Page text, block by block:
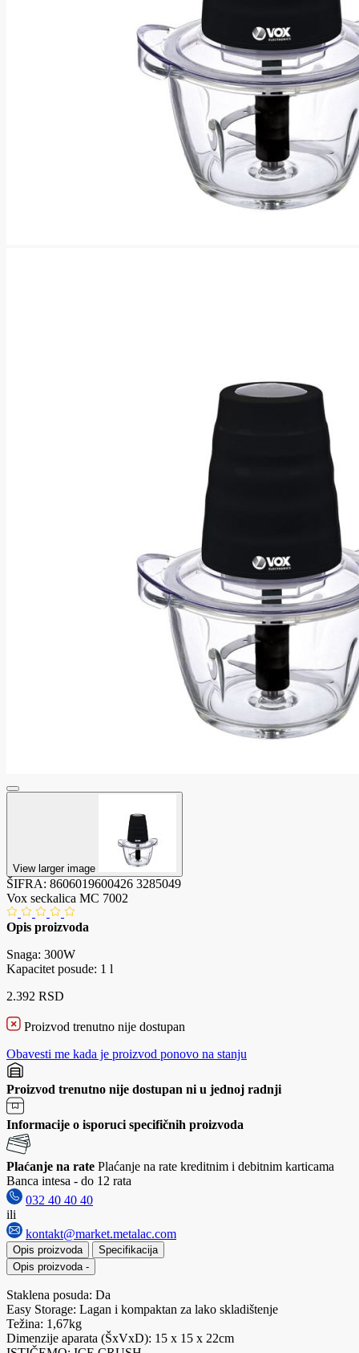
View larger image
ŠIFRA: 8606019600426 3285049
Vox seckalica MC 7002
Opis proizvoda
Snaga: 300W
Kapacitet posude: 1 l
2.392 RSD
Proizvod trenutno nije dostupan
Obavesti me kada je proizvod ponovo na stanju
Proizvod trenutno nije dostupan ni u jednoj radnji
Informacije o isporuci specifičnih proizvoda
Plaćanje na rate Plaćanje na rate kreditnim i debitnim karticama
Banca intesa - do 12 rata
032 40 40 40
ili
kontakt@market.metalac.com
Opis proizvoda
Specifikacija
Opis proizvoda -
Staklena posuda: Da
Easy Storage: Lagan i kompaktan za lako skladištenje
Težina: 1,67kg
Dimenzije aparata (ŠxVxD): 15 x 15 x 22cm